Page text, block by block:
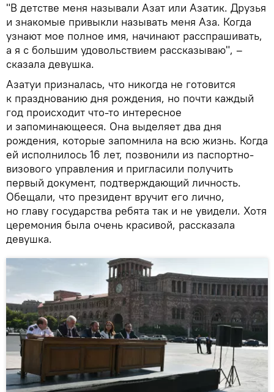
"В детстве меня называли Азат или Азатик. Друзья
и знакомые привыкли называть меня Аза. Когда
узнают мое полное имя, начинают расспрашивать,
а я с большим удовольствием рассказываю", –
сказала девушка.
Азатуи призналась, что никогда не готовится
к празднованию дня рождения, но почти каждый
год происходит что-то интересное
и запоминающееся. Она выделяет два дня
рождения, которые запомнила на всю жизнь. Когда
ей исполнилось 16 лет, позвонили из паспортно-
визового управления и пригласили получить
первый документ, подтверждающий личность.
Обещали, что президент вручит его лично,
но главу государства ребята так и не увидели. Хотя
церемония была очень красивой, рассказала
девушка.